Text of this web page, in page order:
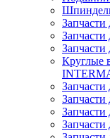
Запчасти
Запчасти
Круглые
Запчасти
Запчасти
Запчасти
Запчасти